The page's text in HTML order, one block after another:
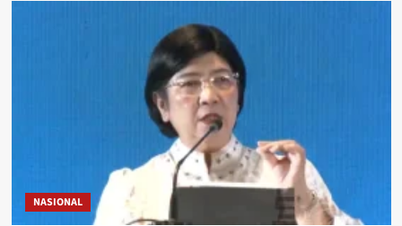
NASIONAL